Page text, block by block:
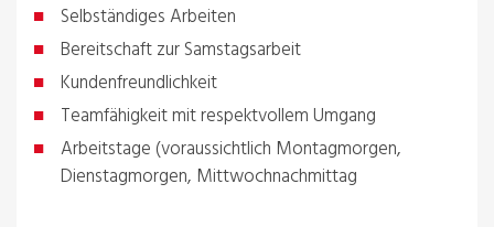
Selbständiges Arbeiten
Bereitschaft zur Samstagsarbeit
Kundenfreundlichkeit
Teamfähigkeit mit respektvollem Umgang
Arbeitstage (voraussichtlich Montagmorgen,
Dienstagmorgen, Mittwochnachmittag